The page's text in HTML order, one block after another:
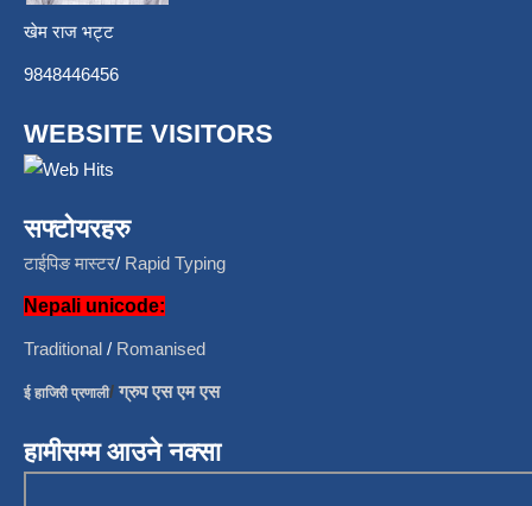
खेम राज भट्ट
9848446456
WEBSITE VISITORS
सफ्टोयरहरु
टाईपिङ मास्टर/ Rapid Typing
Nepali unicode:
Traditional / Romanised
ई हाजिरी प्रणाली/ग्रुप एस एम एस
हामीसम्म आउने नक्सा